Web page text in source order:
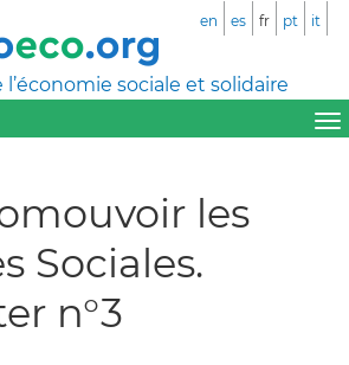
l’économie sociale et solidaire
en es fr pt it
les
Sociales.
n°3